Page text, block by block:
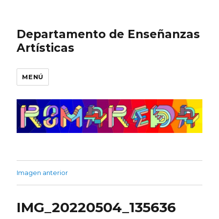
Departamento de Enseñanzas
Artísticas
MENÚ
Imagen anterior
IMG_20220504_135636